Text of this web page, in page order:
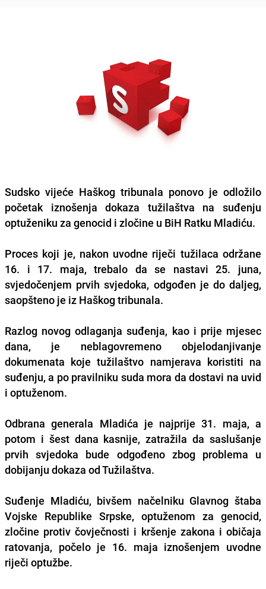
Sudsko vijeće Haškog tribunala ponovo je odložilo
početak iznošenja dokaza tužilaštva na suđenju
optuženiku za genocid i zločine u BiH Ratku Mladiću.
Proces koji je, nakon uvodne riječi tužilaca održane
16. i 17. maja, trebalo da se nastavi 25. juna,
svjedočenjem prvih svjedoka, odgođen je do daljeg,
saopšteno je iz Haškog tribunala.
Razlog novog odlaganja suđenja, kao i prije mjesec
dana, je neblagovremeno objelodanjivanje
dokumenata koje tužilaštvo namjerava koristiti na
suđenju, a po pravilniku suda mora da dostavi na uvid
i optuženom.
Odbrana generala Mladića je najprije 31. maja, a
potom i šest dana kasnije, zatražila da saslušanje
prvih svjedoka bude odgođeno zbog problema u
dobijanju dokaza od Tužilaštva.
Suđenje Mladiću, bivšem načelniku Glavnog štaba
Vojske Republike Srpske, optuženom za genocid,
zločine protiv čovječnosti i kršenje zakona i običaja
ratovanja, počelo je 16. maja iznošenjem uvodne
riječi optužbe.